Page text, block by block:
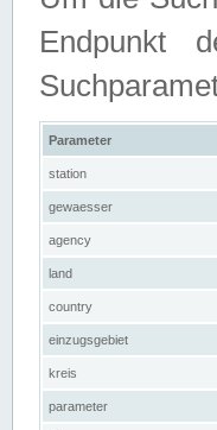
Endpunkt
Parameter
station
gewaesser
agency
land
country
einzugsgebiet
kreis
parameter